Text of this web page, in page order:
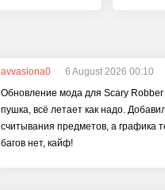
avvasiona0
6 August 2026 00:10
Обновление мода для Scary
пушка, всё летает как надо.
считывания предметов, а графика
багов нет, кайф!